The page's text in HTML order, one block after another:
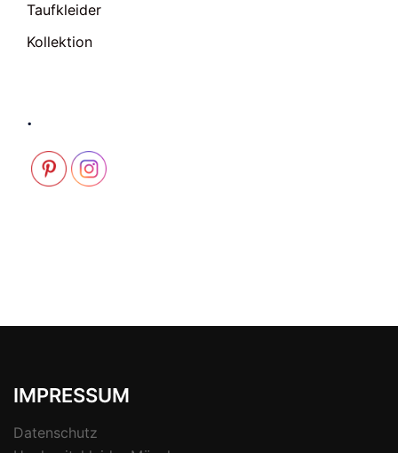
Taufkleider
Kollektion
.
IMPRESSUM
Datenschutz